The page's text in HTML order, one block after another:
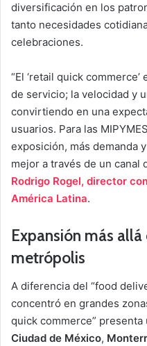
diversificación en los
tanto necesidades
celebraciones.
“El ‘retail quick
de servicio; la velocidad y
convirtiendo en una
usuarios. Para las
exposición, más demanda
mejor a través de un canal
Rodrigo Rogel, director
América Latina.
Expansión más
metrópolis
A diferencia del “food
concentró en grandes
quick commerce” presenta
Ciudad de México,